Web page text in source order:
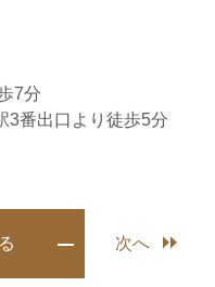
7分
3番出口より徒歩5分
次へ